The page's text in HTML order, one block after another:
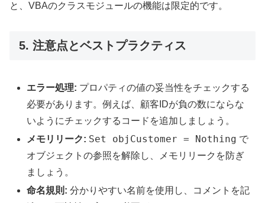
と、VBAのクラスモジュールの機能は限定的です。
5. 注意点とベストプラクティス
エラー処理: プロパティの値の妥当性をチェックする
必要があります。例えば、顧客IDが負の数にならな
いようにチェックするコードを追加しましょう。
メモリリーク: Set objCustomer = Nothing で
オブジェクトの参照を解除し、メモリリークを防ぎ
ましょう。
命名規則: 分かりやすい名前を使用し、コメントを記